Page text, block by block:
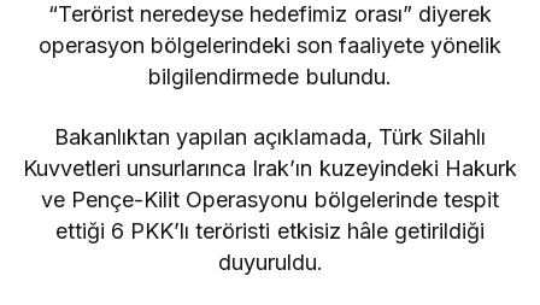
“Terörist neredeyse hedefimiz orası” diyerek
operasyon bölgelerindeki son faaliyete yönelik
bilgilendirmede bulundu.
Bakanlıktan yapılan açıklamada, Türk Silahlı
Kuvvetleri unsurlarınca Irak’ın kuzeyindeki Hakurk
ve Pençe-Kilit Operasyonu bölgelerinde tespit
ettiği 6 PKK’lı teröristi etkisiz hâle getirildiği
duyuruldu.